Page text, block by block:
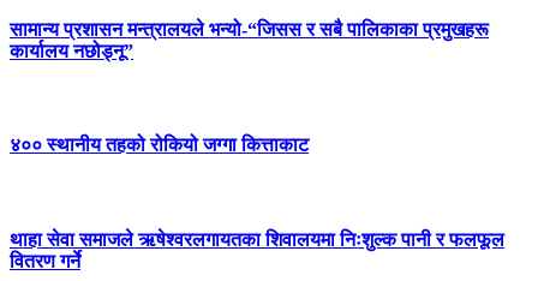
सामान्य प्रशासन मन्त्रालयले भन्यो-“जिसस र सबै पालिकाका प्रमुखहरू
कार्यालय नछोड्नू”
४०० स्थानीय तहको रोकियो जग्गा कित्ताकाट
थाहा सेवा समाजले ऋषेश्वरलगायतका शिवालयमा निःशुल्क पानी र फलफूल
वितरण गर्ने